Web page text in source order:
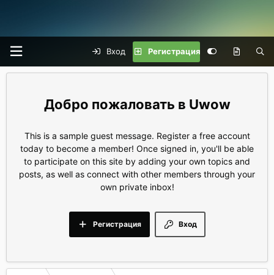
Вход Регистрация
Uwow
This is a sample guest message. Register a free account
today to become a member! Once signed in, you'll be able
to participate on this site by adding your own topics and
posts, as well as connect with other members through your
own private inbox!
Вход
Регистрация